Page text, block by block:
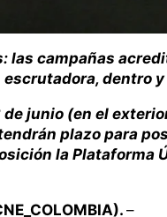
las campañas
dentro
junio (en el
plazo para
la
–